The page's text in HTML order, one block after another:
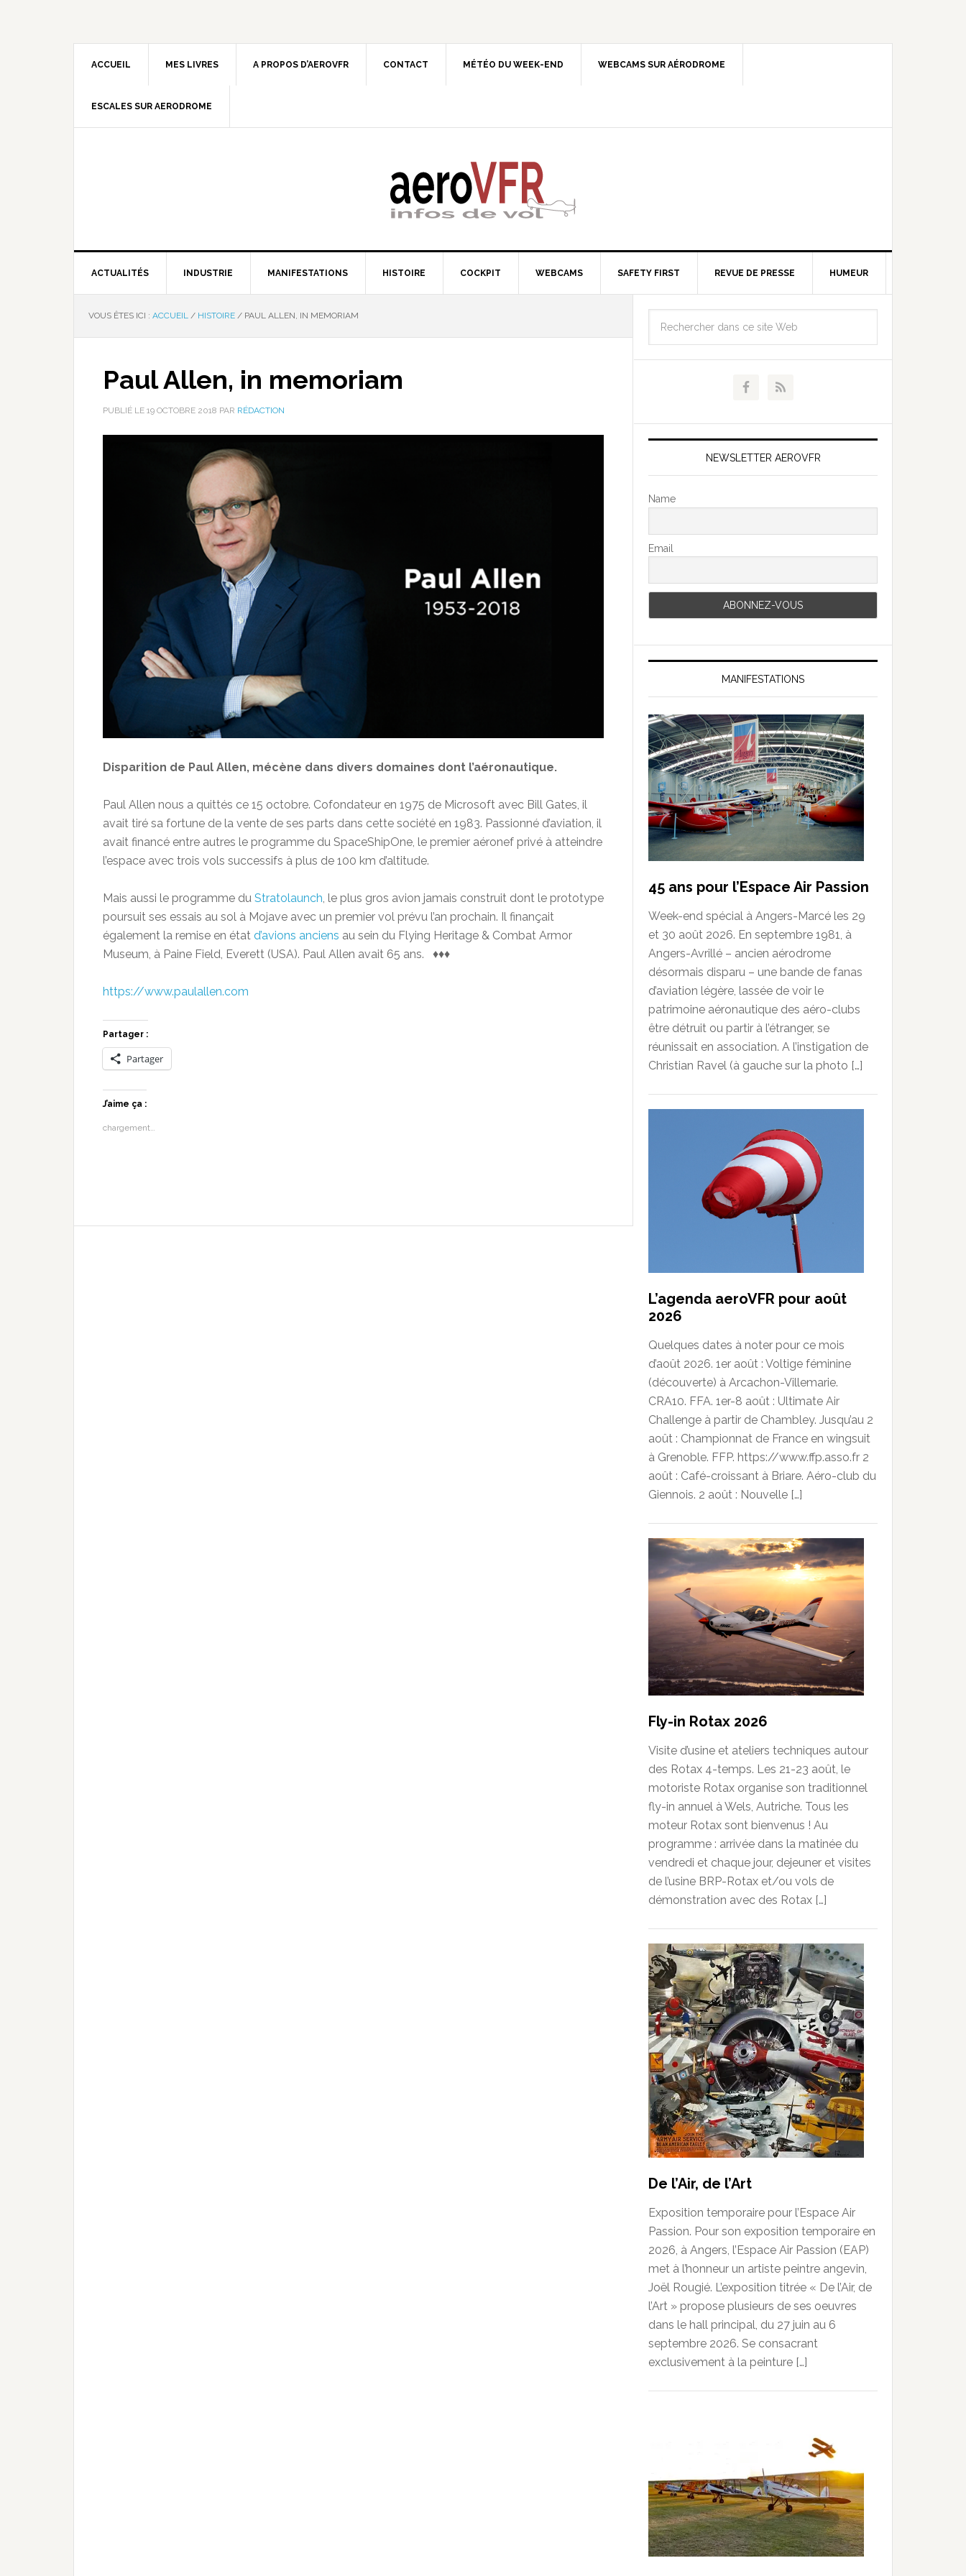
ACCUEIL MES LIVRES A PROPOS D’AEROVFR CONTACT MÉTÉO DU WEEK-END WEBCAMS SUR AÉRODROME
ESCALES SUR AERODROME
ACTUALITÉS INDUSTRIE MANIFESTATIONS HISTOIRE COCKPIT WEBCAMS SAFETY FIRST REVUE DE PRESSE HUMEUR
VOUS ÊTES ICI : ACCUEIL / HISTOIRE / PAUL ALLEN, IN MEMORIAM
Paul Allen, in memoriam
PUBLIÉ LE 19 OCTOBRE 2018 PAR RÉDACTION
Disparition de Paul Allen, mécène dans divers domaines dont l’aéronautique.
Paul Allen nous a quittés ce 15 octobre. Cofondateur en 1975 de Microsoft avec Bill Gates, il
avait tiré sa fortune de la vente de ses parts dans cette société en 1983. Passionné d’aviation, il
avait financé entre autres le programme du SpaceShipOne, le premier aéronef privé à atteindre
l’espace avec trois vols successifs à plus de 100 km d’altitude.
Mais aussi le programme du Stratolaunch, le plus gros avion jamais construit dont le prototype
poursuit ses essais au sol à Mojave avec un premier vol prévu l’an prochain. Il finançait
également la remise en état d’avions anciens au sein du Flying Heritage & Combat Armor
Museum, à Paine Field, Everett (USA). Paul Allen avait 65 ans. ♦♦♦
https://www.paulallen.com
Partager :
Partager
J’aime ça :
chargement…
NEWSLETTER AEROVFR
Name
Email
MANIFESTATIONS
45 ans pour l’Espace Air Passion
Week-end spécial à Angers-Marcé les 29
et 30 août 2026. En septembre 1981, à
Angers-Avrillé – ancien aérodrome
désormais disparu – une bande de fanas
d’aviation légère, lassée de voir le
patrimoine aéronautique des aéro-clubs
être détruit ou partir à l’étranger, se
réunissait en association. A l’instigation de
Christian Ravel (à gauche sur la photo […]
L’agenda aeroVFR pour août
2026
Quelques dates à noter pour ce mois
d’août 2026. 1er août : Voltige féminine
(découverte) à Arcachon-Villemarie.
CRA10. FFA. 1er-8 août : Ultimate Air
Challenge à partir de Chambley. Jusqu’au 2
août : Championnat de France en wingsuit
à Grenoble. FFP. https://www.ffp.asso.fr 2
août : Café-croissant à Briare. Aéro-club du
Giennois. 2 août : Nouvelle […]
Fly-in Rotax 2026
Visite d’usine et ateliers techniques autour
des Rotax 4-temps. Les 21-23 août, le
motoriste Rotax organise son traditionnel
fly-in annuel à Wels, Autriche. Tous les
moteur Rotax sont bienvenus ! Au
programme : arrivée dans la matinée du
vendredi et chaque jour, dejeuner et visites
de l’usine BRP-Rotax et/ou vols de
démonstration avec des Rotax […]
De l’Air, de l’Art
Exposition temporaire pour l’Espace Air
Passion. Pour son exposition temporaire en
2026, à Angers, l’Espace Air Passion (EAP)
met à l’honneur un artiste peintre angevin,
Joël Rougié. L’exposition titrée « De l’Air, de
l’Art » propose plusieurs de ses oeuvres
dans le hall principal, du 27 juin au 6
septembre 2026. Se consacrant
exclusivement à la peinture […]